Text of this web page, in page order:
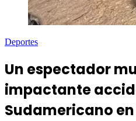
Deportes
Un espectador
impactante
Sudamericano